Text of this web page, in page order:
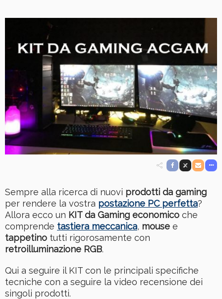
Sempre alla ricerca di nuovi prodotti da gaming
per rendere la vostra postazione PC perfetta?
Allora ecco un KIT da Gaming economico che
comprende tastiera meccanica, mouse e
tappetino tutti rigorosamente con
retroilluminazione RGB.
Qui a seguire il KIT con le principali specifiche
tecniche con a seguire la video recensione dei
singoli prodotti.